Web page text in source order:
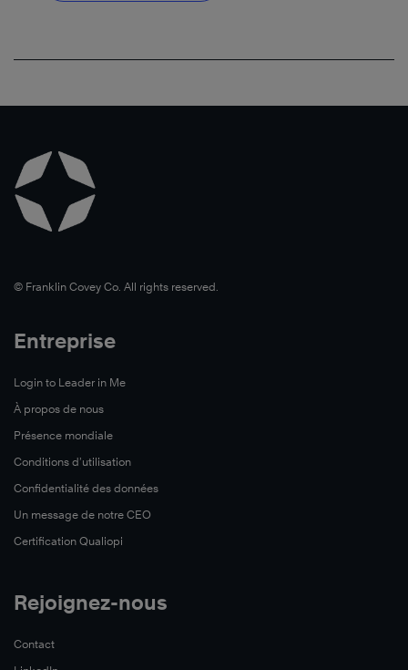
©️ Franklin Covey Co. All rights reserved.
Entreprise
Login to Leader in Me
À propos de nous
Présence mondiale
Conditions d’utilisation
Confidentialité des données
Un message de notre CEO
Certification Qualiopi
Rejoignez-nous
Contact